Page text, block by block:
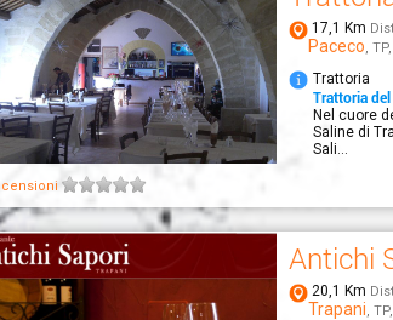
17,1 Km
Paceco,
Trattoria
Trattoria
Nel cuore
Saline di
Sali...
Antichi
20,1 Km
Trapani,